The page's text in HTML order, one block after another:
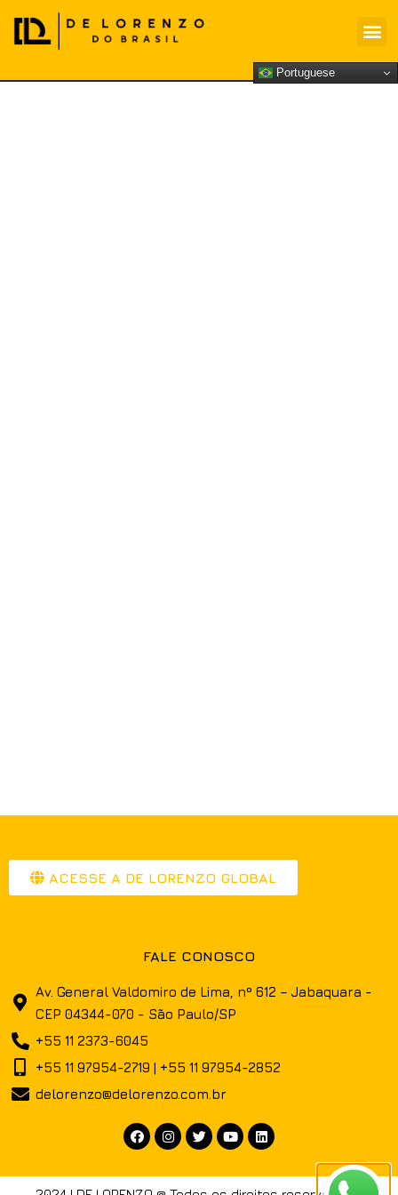
Portuguese
ACESSE A DE LORENZO GLOBAL
FALE CONOSCO
Av. General Valdomiro de Lima, nº 612 – Jabaquara -
CEP 04344-070 - São Paulo/SP
+55 11 2373-6045
+55 11 97954-2719 | +55 11 97954-2852
delorenzo@delorenzo.com.br